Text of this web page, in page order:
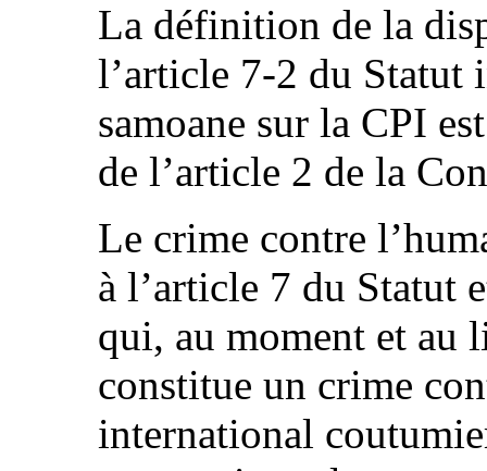
La définition de la
l’article 7-2 du Statut
samoane sur la CPI
de l’article 2 de la
Le crime contre
à l’article 7 du Statut
qui, au moment et au
constitue un crime
international